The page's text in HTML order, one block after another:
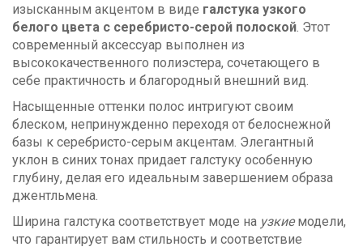
изысканным акцентом в виде галстука узкого
белого цвета с серебристо-серой полоской. Этот
современный аксессуар выполнен из
высококачественного полиэстера, сочетающего в
себе практичность и благородный внешний вид.
Насыщенные оттенки полос интригуют своим
блеском, непринужденно переходя от белоснежной
базы к серебристо-серым акцентам. Элегантный
уклон в синих тонах придает галстуку особенную
глубину, делая его идеальным завершением образа
джентльмена.
Ширина галстука соответствует моде на узкиемодели,
что гарантирует вам стильность и соответствие